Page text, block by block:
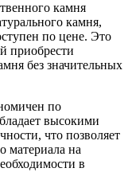
камня
камня,
по цене. Это
приобрести
без значительных
по
высокими
что позволяет
материала на
в